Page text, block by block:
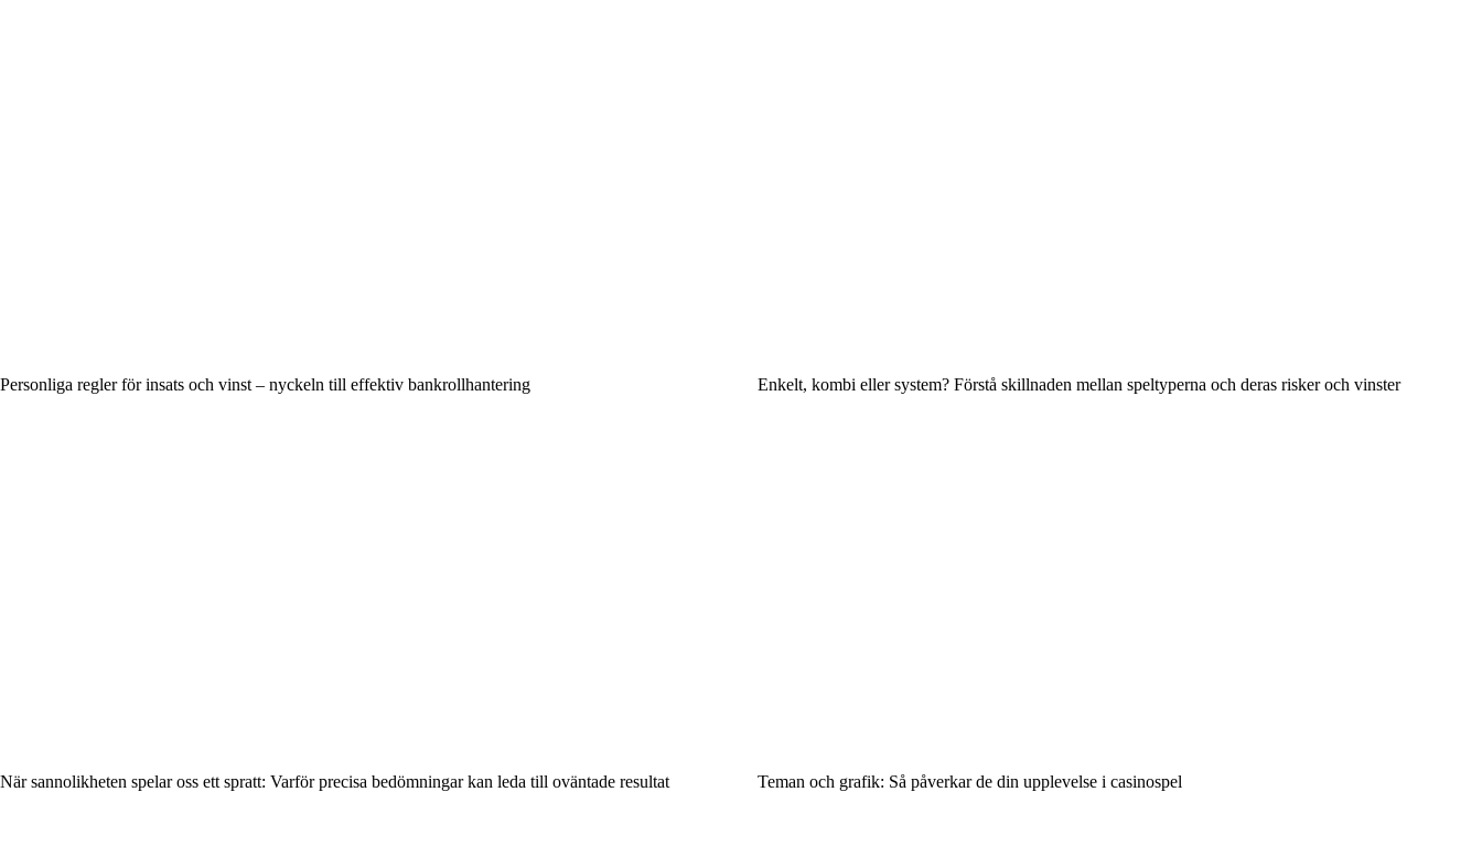
Personliga regler för insats och vinst – nyckeln till effektiv bankrollhantering Enkelt, kombi eller system? Förstå skillnaden mellan speltyperna och deras risker och vinster
När sannolikheten spelar oss ett spratt: Varför precisa bedömningar kan leda till oväntade resultat Teman och grafik: Så påverkar de din upplevelse i casinospel